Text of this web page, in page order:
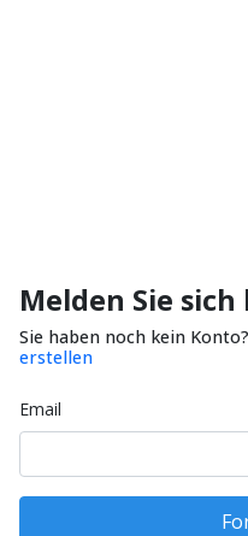
Melden Sie
Sie haben noch kein Konto?
erstellen
Email